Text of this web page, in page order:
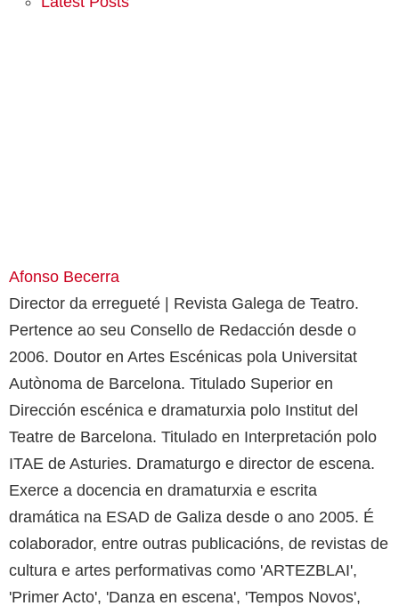
Afonso Becerra
Director da erregueté | Revista Galega de Teatro.
Pertence ao seu Consello de Redacción desde o
2006. Doutor en Artes Escénicas pola Universitat
Autònoma de Barcelona. Titulado Superior en
Dirección escénica e dramaturxia polo Institut del
Teatre de Barcelona. Titulado en Interpretación polo
ITAE de Asturies. Dramaturgo e director de escena.
Exerce a docencia en dramaturxia e escrita
dramática na ESAD de Galiza desde o ano 2005. É
colaborador, entre outras publicacións, de revistas de
cultura e artes performativas como 'ARTEZBLAI',
'Primer Acto', 'Danza en escena', 'Tempos Novos',